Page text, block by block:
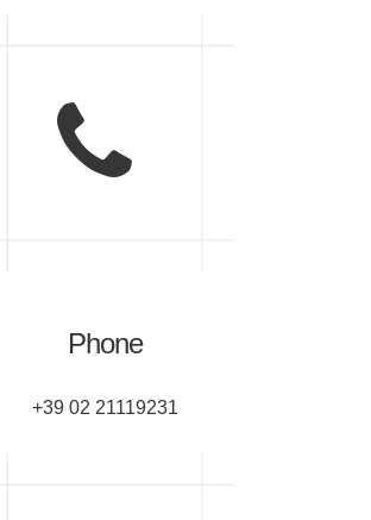
Phone
+39 02 21119231